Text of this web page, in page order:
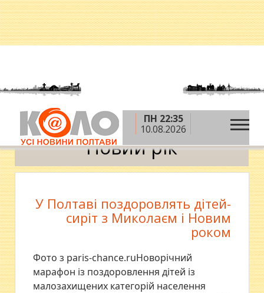
ПН 22:35
10.08.2026
Головна » Новий рік
Новий рік
У Полтаві поздоровлять дітей-
сиріт з Миколаєм і Новим
роком
Фото з paris-chance.ruНоворічний
марафон із поздоровлення дітей із
малозахищених категорій населення